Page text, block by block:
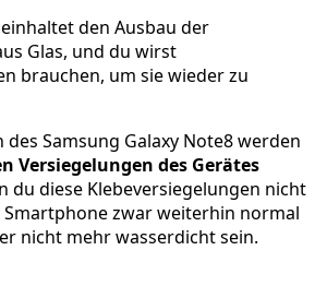
den Ausbau der
Glas, und du wirst
brauchen, um sie wieder zu
Samsung Galaxy Note8 werden
Versiegelungen des Gerätes
du diese Klebeversiegelungen nicht
zwar weiterhin normal
nicht mehr wasserdicht sein.